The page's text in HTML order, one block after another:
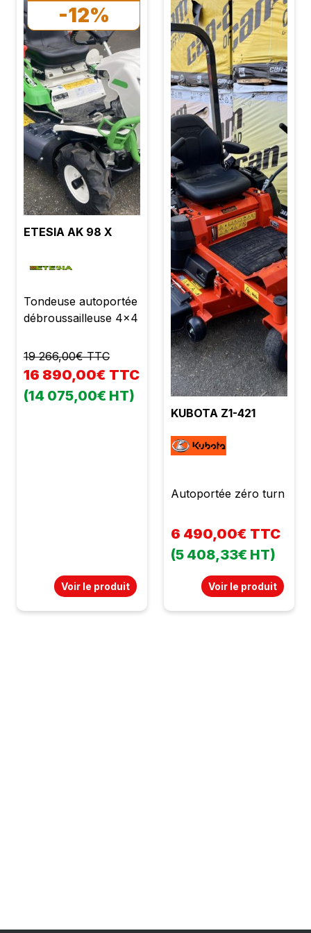
TTC
hauteur de travail
Rouleau de jauge
arrière Relevage
hydraulique de l'unité
de tonte Déflecteur
mulch Système
ramassage : Vis sans
fin transversale et
longitudinale avec
sécurité de surcharge
Bac arrière 1100 litres
compactés Vidange
hydraulique en
hauteur jusqu'à 2m50
Entrainement
hydrostatique 4 roues
motrices État neuf
Garantie 2 ans TVA
récupérable Prix :
85890,00 € TTC soit
71575,00 € HT avec
kit homologation
route
-12%
ETESIA AK 98 X
Tondeuse autoportée
débroussailleuse 4x4
19 266,00€ TTC
16 890,00€ TTC
(14 075,00€ HT)
Voir le produit
KUBOTA Z1-421
Autoportée zéro turn
6 490,00€ TTC
(5 408,33€ HT)
Voir le produit